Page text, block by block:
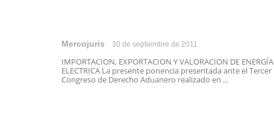
Mercojuris 30 de septiembre de 2011
IMPORTACION, EXPORTACION Y VALORACION DE ENERGÍA
ELECTRICA La presente ponencia presentada ante el Tercer
Congreso de Derecho Aduanero realizado en ...